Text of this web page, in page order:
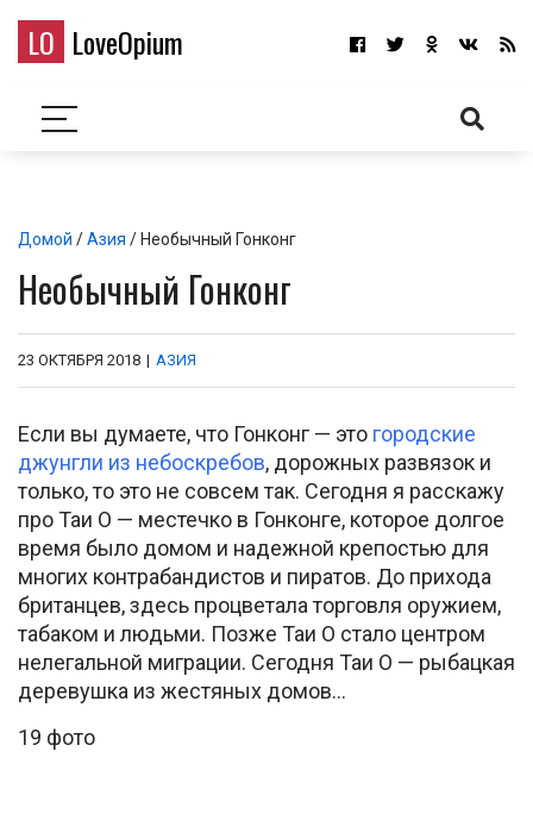
LO LoveOpium
Домой /Азия / Необычный Гонконг
Необычный Гонконг
23 ОКТЯБРЯ 2018 | АЗИЯ
Если вы думаете, что Гонконг — это городские
джунгли из небоскребов, дорожных развязок и
только, то это не совсем так. Сегодня я расскажу
про Таи О — местечко в Гонконге, которое долгое
время было домом и надежной крепостью для
многих контрабандистов и пиратов. До прихода
британцев, здесь процветала торговля оружием,
табаком и людьми. Позже Таи О стало центром
нелегальной миграции. Сегодня Таи О — рыбацкая
деревушка из жестяных домов…
19 фото